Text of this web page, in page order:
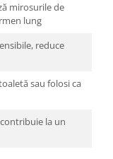
mirosurile de
lung
reduce
sau folosi ca
la un